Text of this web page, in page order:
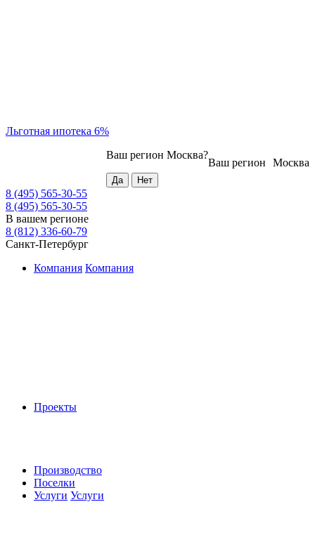
Льготная ипотека 6%
Москва
Ваш регион
Ваш регион Москва?
8 (495) 565-30-55
8 (495) 565-30-55
В вашем регионе
8 (812) 336-60-79
Санкт-Петербург
Компания Компания
Проекты
Производство
Поселки
Услуги Услуги